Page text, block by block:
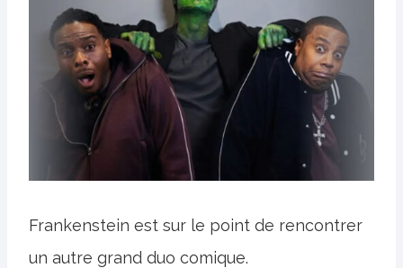
Frankenstein est sur le point de rencontrer
un autre grand duo comique.